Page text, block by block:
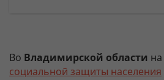
Во Владимирской области на
социальной защиты населения